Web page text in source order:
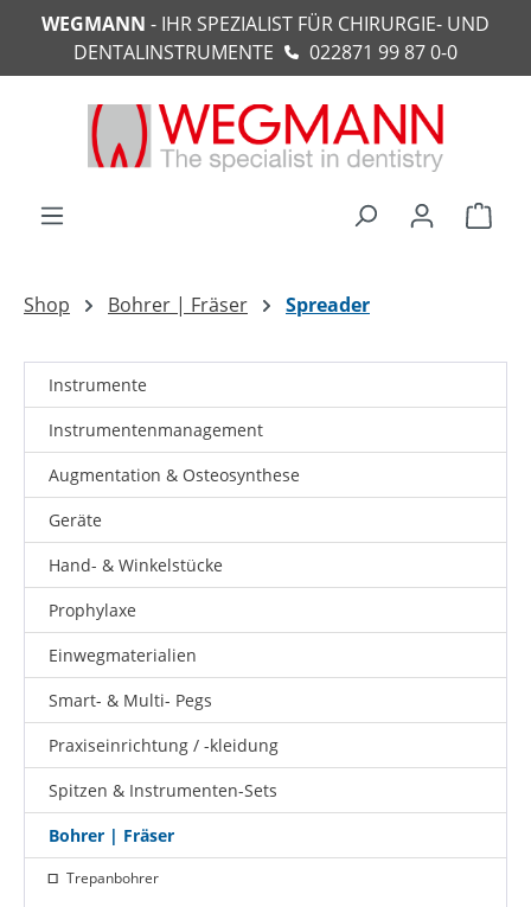
springen
WEGMANN - IHR SPEZIALIST FÜR CHIRURGIE- UND
DENTALINSTRUMENTE
022871 99 87 0-0
Shop Bohrer | Fräser Spreader
Instrumente
Instrumentenmanagement
Augmentation & Osteosynthese
Geräte
Hand- & Winkelstücke
Prophylaxe
Einwegmaterialien
Smart- & Multi- Pegs
Praxiseinrichtung / -kleidung
Spitzen & Instrumenten-Sets
Bohrer | Fräser
Trepanbohrer